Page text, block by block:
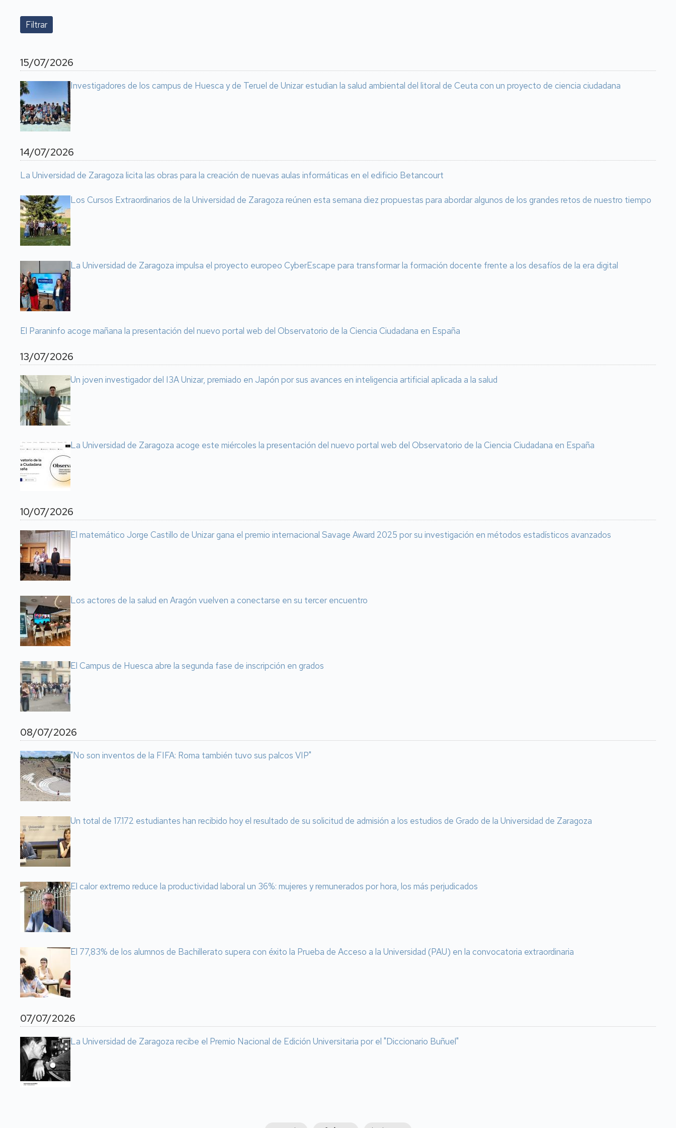
15/07/2026
Investigadores de los campus de Huesca y de Teruel de Unizar estudian la salud ambiental del litoral de Ceuta con un proyecto de ciencia ciudadana
14/07/2026
La Universidad de Zaragoza licita las obras para la creación de nuevas aulas informáticas en el edificio Betancourt
Los Cursos Extraordinarios de la Universidad de Zaragoza reúnen esta semana diez propuestas para abordar algunos de los grandes retos de nuestro tiempo
La Universidad de Zaragoza impulsa el proyecto europeo CyberEscape para transformar la formación docente frente a los desafíos de la era digital
El Paraninfo acoge mañana la presentación del nuevo portal web del Observatorio de la Ciencia Ciudadana en España
13/07/2026
Un joven investigador del I3A Unizar, premiado en Japón por sus avances en inteligencia artificial aplicada a la salud
La Universidad de Zaragoza acoge este miércoles la presentación del nuevo portal web del Observatorio de la Ciencia Ciudadana en España
10/07/2026
El matemático Jorge Castillo de Unizar gana el premio internacional Savage Award 2025 por su investigación en métodos estadísticos avanzados
Los actores de la salud en Aragón vuelven a conectarse en su tercer encuentro
El Campus de Huesca abre la segunda fase de inscripción en grados
08/07/2026
"No son inventos de la FIFA: Roma también tuvo sus palcos VIP"
Un total de 17.172 estudiantes han recibido hoy el resultado de su solicitud de admisión a los estudios de Grado de la Universidad de Zaragoza
El calor extremo reduce la productividad laboral un 36%: mujeres y remunerados por hora, los más perjudicados
El 77,83% de los alumnos de Bachillerato supera con éxito la Prueba de Acceso a la Universidad (PAU) en la convocatoria extraordinaria
07/07/2026
La Universidad de Zaragoza recibe el Premio Nacional de Edición Universitaria por el "Diccionario Buñuel"